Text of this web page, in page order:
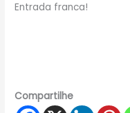
Entrada franca!
Compartilhe